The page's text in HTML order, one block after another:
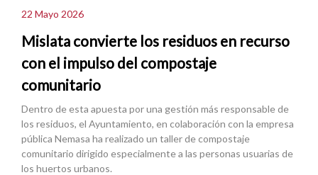
22 Mayo 2026
Mislata convierte los residuos en recurso
con el impulso del compostaje
comunitario
Dentro de esta apuesta por una gestión más responsable de
los residuos, el Ayuntamiento, en colaboración con la empresa
pública Nemasa ha realizado un taller de compostaje
comunitario dirigido especialmente a las personas usuarias de
los huertos urbanos.